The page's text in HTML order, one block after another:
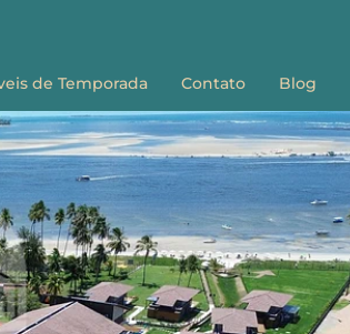
de Temporada Contato Blog